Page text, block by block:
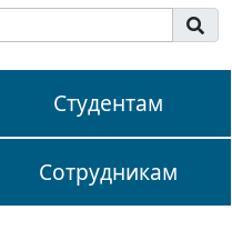
Студентам
Сотрудникам